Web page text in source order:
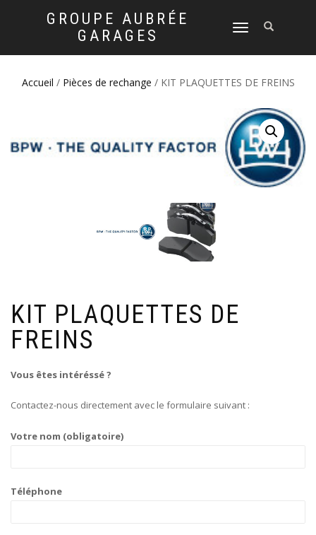
GROUPE AUBRÉE
GARAGES
DÉPLIER
NAVIGATION
Accueil / Pièces de rechange / KIT PLAQUETTES DE FREINS
KIT PLAQUETTES DE
FREINS
Vous êtes intéréssé ?
Contactez-nous directement avec le formulaire suivant :
Votre nom (obligatoire)
Téléphone